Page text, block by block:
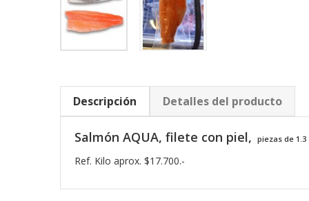
Descripción Detalles del producto
Salmón AQUA, filete con piel, piezas de 1.3
Ref. Kilo aprox. $17.700.-